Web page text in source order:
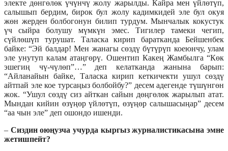
электе дөнгөлөк үчүнчү жолу жарылды. Кайра мен үйлөтүп,
салышып бердим, бирок бул жолу кадимкидей эле бул окуя
жөн жерден болбогонун билип турдум. Мынчалык кокустук
үч сыйра болушу мүмкүн эмес. Тигилер тамеки чегип,
сүйлөшүп турушат. Таласка кирип баратканда Бейшенбек
байке: “Эй балдар! Мен жанагы сөздү бүтүрүп коеюнчу, улам
эле унутуп калам атаңгөрү. Ошентип Какең Жамбылга “Көк
эшегиң чү-чүлөп”…” деп келатканда жанына барып:
“Айланайын байке, Таласка кирип кеткичекти ушул сөздү
айтпай эле кое турсаңыз болбойбу?” десем адегенде түшүнгөн
жок. “Ушул сөздү сиз айткан сайын дөңгөлөк жарылып атат.
Мындан кийин өзүңөр үйлөтүп, өзүңөр салышасыңар” десем
“аа чын эле” деп ошондо ишенди.
– Сиздин оюңузча учурда кыргыз журналистикасына эмне
жетишпейт?